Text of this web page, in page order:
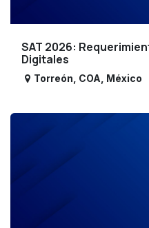
SAT 2026:
Digitales
Torreón COA México